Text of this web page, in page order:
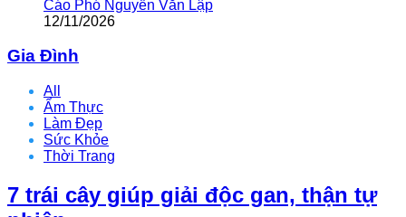
Cáo Phó Nguyễn Văn Lập
12/11/2026
Gia Đình
All
Ẩm Thực
Làm Đẹp
Sức Khỏe
Thời Trang
7 trái cây giúp giải độc gan, thận tự